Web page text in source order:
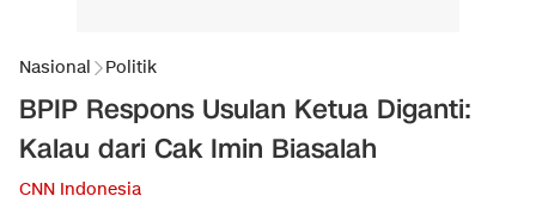
Nasional Politik
BPIP Respons Usulan Ketua Diganti:
Kalau dari Cak Imin Biasalah
CNN Indonesia